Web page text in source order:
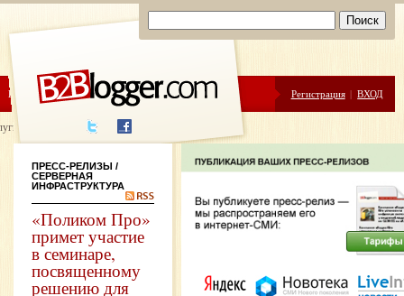
ЦЕНЫ ПОМОЩЬ Регистрация | ВХОД
написания
ПРЕСС-РЕЛИЗЫ /
СЕРВЕРНАЯ
ИНФРАСТРУКТУРА
«Поликом Про»
примет участие
в семинаре,
посвященному
решению для